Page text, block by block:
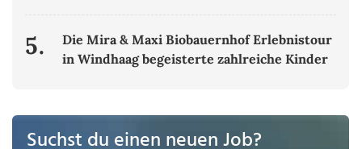
5.
Die Mira & Maxi Biobauernhof Erlebnistour
in Windhaag begeisterte zahlreiche Kinder
Suchst du einen neuen Job?